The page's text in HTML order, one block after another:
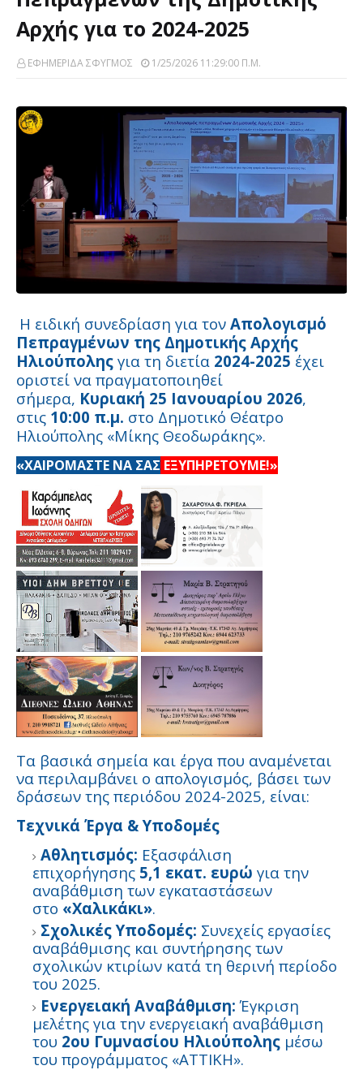
Αρχής για το 2024-2025
ΕΦΗΜΕΡΙΔΑ ΣΦΥΓΜΟΣ 1/25/2026 11:29:00 Π.μ.
Η ειδική συνεδρίαση για τον Απολογισμό
Πεπραγμένων της Δημοτικής Αρχής
Ηλιούπολης για τη διετία 2024-2025 έχει
οριστεί να πραγματοποιηθεί
σήμερα, Κυριακή 25 Ιανουαρίου 2026,
στις 10:00 π.μ. στο Δημοτικό Θέατρο
Ηλιούπολης «Μίκης Θεοδωράκης».
«ΧΑΙΡΟΜΑΣΤΕ ΝΑ ΣΑΣ ΕΞΥΠΗΡΕΤΟΥΜΕ!»
Τα βασικά σημεία και έργα που αναμένεται
να περιλαμβάνει ο απολογισμός, βάσει των
δράσεων της περιόδου 2024-2025, είναι:
Τεχνικά Έργα & Υποδομές
Αθλητισμός: Εξασφάλιση
επιχορήγησης 5,1 εκατ. ευρώ για την
αναβάθμιση των εγκαταστάσεων
στο «Χαλικάκι».
Σχολικές Υποδομές: Συνεχείς εργασίες
αναβάθμισης και συντήρησης των
σχολικών κτιρίων κατά τη θερινή περίοδο
του 2025.
Ενεργειακή Αναβάθμιση: Έγκριση
μελέτης για την ενεργειακή αναβάθμιση
του 2ου Γυμνασίου Ηλιούπολης μέσω
του προγράμματος «ΑΤΤΙΚΗ».